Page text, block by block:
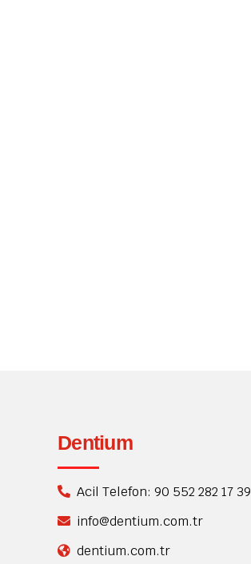
Dentium
Acil Telefon: 90 552 282 17 39
info@dentium.com.tr
dentium.com.tr